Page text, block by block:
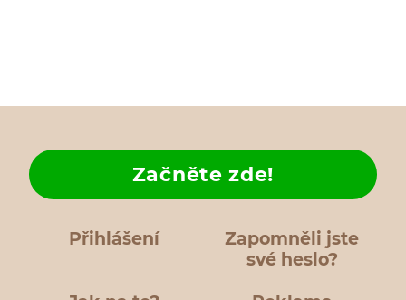
Přihlášení
Zapomněli jste
své heslo?
Začněte zde!